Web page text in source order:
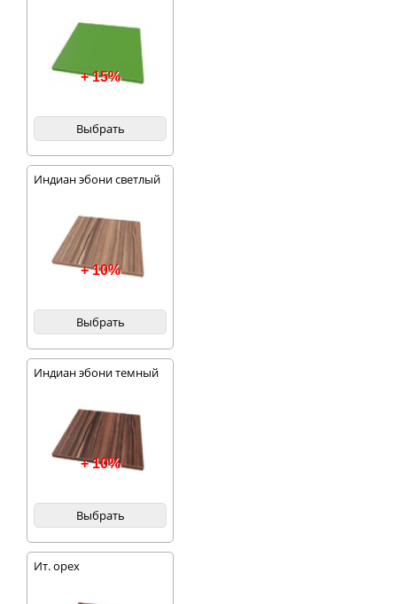
+ 15%
Выбрать
Индиан эбони светлый
+ 10%
Выбрать
Индиан эбони темный
+ 10%
Выбрать
Ит. орех